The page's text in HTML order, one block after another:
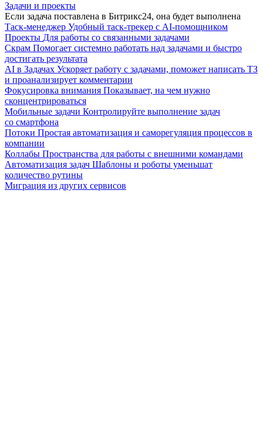
Задачи и проекты
Если задача поставлена в Битрикс24, она будет выполнена
Таск-менеджер Удобный таск-трекер с AI-помощником
Проекты Для работы со связанными задачами
Скрам Помогает системно работать над задачами и быстро
достигать результата
AI в Задачах Ускоряет работу с задачами, поможет написать ТЗ
и проанализирует комментарии
Фокусировка внимания Показывает, на чем нужно
сконцентрироваться
Мобильные задачи Контролируйте выполнение задач
со смартфона
Потоки Простая автоматизация и саморегуляция процессов в
компании
Коллабы Пространства для работы с внешними командами
Автоматизация задач Шаблоны и роботы уменьшат
количество рутины
Миграция из других сервисов